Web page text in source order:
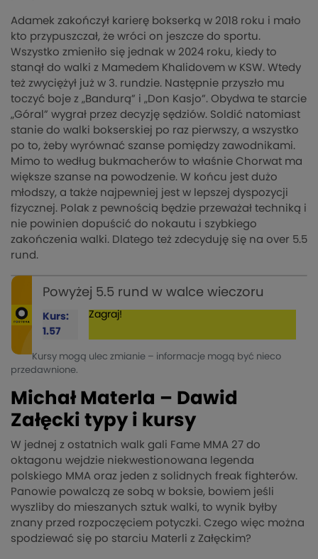
Adamek zakończył karierę bokserką w 2018 roku i mało
kto przypuszczał, że wróci on jeszcze do sportu.
Wszystko zmieniło się jednak w 2024 roku, kiedy to
stanął do walki z Mamedem Khalidovem w KSW. Wtedy
też zwyciężył już w 3. rundzie. Następnie przyszło mu
toczyć boje z „Bandurą” i „Don Kasjo”. Obydwa te starcie
„Góral” wygrał przez decyzję sędziów. Soldić natomiast
stanie do walki bokserskiej po raz pierwszy, a wszystko
po to, żeby wyrównać szanse pomiędzy zawodnikami.
Mimo to według bukmacherów to właśnie Chorwat ma
większe szanse na powodzenie. W końcu jest dużo
młodszy, a także najpewniej jest w lepszej dyspozycji
fizycznej. Polak z pewnością będzie przeważał techniką i
nie powinien dopuścić do nokautu i szybkiego
zakończenia walki. Dlatego też zdecyduję się na over 5.5
rund.
Powyżej 5.5 rund w walce wieczoru
Kurs:
1.57
Zagraj!
Kursy mogą ulec zmianie – informacje mogą być nieco
przedawnione.
Michał Materla – Dawid
Załęcki typy i kursy
W jednej z ostatnich walk gali Fame MMA 27 do
oktagonu wejdzie niekwestionowana legenda
polskiego MMA oraz jeden z solidnych freak fighterów.
Panowie powalczą ze sobą w boksie, bowiem jeśli
wyszliby do mieszanych sztuk walki, to wynik byłby
znany przed rozpoczęciem potyczki. Czego więc można
spodziewać się po starciu Materli z Załęckim?